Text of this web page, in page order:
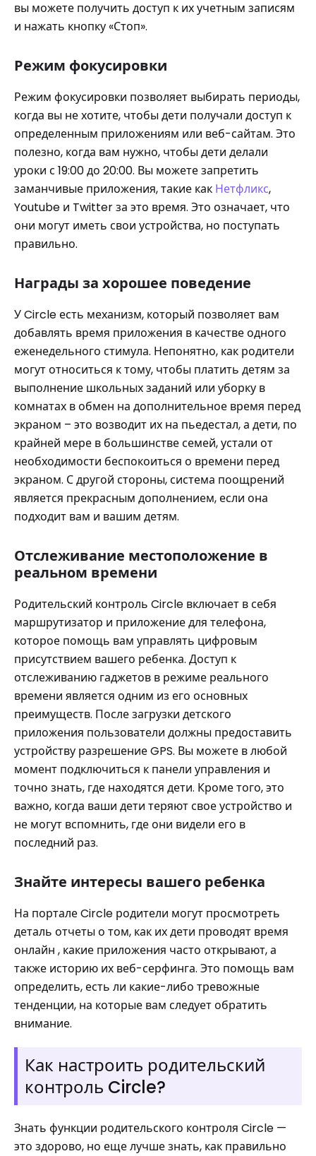
вы можете получить доступ к их учетным записям
и нажать кнопку «Стоп».
Режим фокусировки
Режим фокусировки позволяет выбирать периоды,
когда вы не хотите, чтобы дети получали доступ к
определенным приложениям или веб-сайтам. Это
полезно, когда вам нужно, чтобы дети делали
уроки с 19:00 до 20:00. Вы можете запретить
заманчивые приложения, такие как Нетфликс,
Youtube и Twitter за это время. Это означает, что
они могут иметь свои устройства, но поступать
правильно.
Награды за хорошее поведение
У Circle есть механизм, который позволяет вам
добавлять время приложения в качестве одного
еженедельного стимула. Непонятно, как родители
могут относиться к тому, чтобы платить детям за
выполнение школьных заданий или уборку в
комнатах в обмен на дополнительное время перед
экраном – это возводит их на пьедестал, а дети, по
крайней мере в большинстве семей, устали от
необходимости беспокоиться о времени перед
экраном. С другой стороны, система поощрений
является прекрасным дополнением, если она
подходит вам и вашим детям.
Отслеживание местоположение в
реальном времени
Родительский контроль Circle включает в себя
маршрутизатор и приложение для телефона,
которое помощь вам управлять цифровым
присутствием вашего ребенка. Доступ к
отслеживанию гаджетов в режиме реального
времени является одним из его основных
преимуществ. После загрузки детского
приложения пользователи должны предоставить
устройству разрешение GPS. Вы можете в любой
момент подключиться к панели управления и
точно знать, где находятся дети. Кроме того, это
важно, когда ваши дети теряют свое устройство и
не могут вспомнить, где они видели его в
последний раз.
Знайте интересы вашего ребенка
На портале Circle родители могут просмотреть
деталь отчеты о том, как их дети проводят время
онлайн , какие приложения часто открывают, а
также историю их веб-серфинга. Это помощь вам
определить, есть ли какие-либо тревожные
тенденции, на которые вам следует обратить
внимание.
Как настроить родительский
контроль Circle?
Знать функции родительского контроля Circle —
это здорово, но еще лучше знать, как правильно